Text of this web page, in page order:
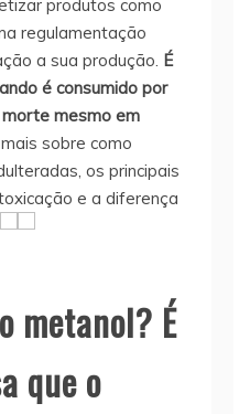
produtos como
regulamentação
a sua produção. É
é consumido por
mesmo em
sobre como
os principais
e a diferença
metanol? É
que o